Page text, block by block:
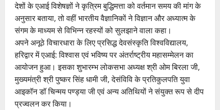
देशों के एआई विशेषज्ञों ने कृत्रिम बुद्धिमत्ता को वर्तमान समय की मांग के
अनुसार बताया, तो वहीं भारतीय वैज्ञानिकों ने विज्ञान और अध्यात्म के
संगम के माध्यम से विभिन्न रहस्यों को सुलझाने वाला कहा।
अपने अनूठे विचारधारा के लिए प्रसिद्ध देवसंस्कृति विश्वविद्यालय,
हरिद्वार में एआई: विश्वास एवं भविष्य पर अंतर्राष्ट्रीय महासम्मेलन का
आयोजन हुआ। इसका शुभारम्भ लोकसभा अध्यक्ष श्री ओम बिरला जी,
मुख्यमंत्री श्री पुष्कर सिंह धामी जी, देसंविवि के प्रतिकुलपति युवा
आइकॉन डॉ चिन्मय पण्ड्या जी एवं अन्य अतिथियों ने संयुक्त रूप से दीप
प्रज्वलन कर किया।